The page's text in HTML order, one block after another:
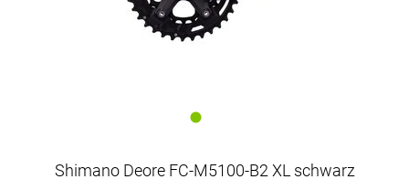
Shimano Deore FC-M5100-B2 XL schwarz